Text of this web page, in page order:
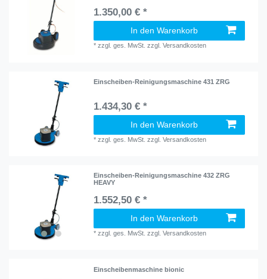
1.350,00 € *
In den Warenkorb
*zzgl. ges. MwSt. zzgl.Versandkosten
Einscheiben-Reinigungsmaschine 431 ZRG
1.434,30 € *
In den Warenkorb
*zzgl. ges. MwSt. zzgl.Versandkosten
Einscheiben-Reinigungsmaschine 432 ZRG
HEAVY
1.552,50 € *
In den Warenkorb
*zzgl. ges. MwSt. zzgl.Versandkosten
Einscheibenmaschine bionic